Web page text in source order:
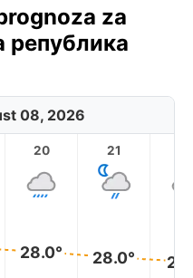
za
република
08, 2026
20
28.0°
21
28.0°